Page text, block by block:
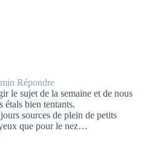
Répondre
le sujet de la semaine et de nous
étals bien tentants.
sources de plein de petits
que pour le nez…